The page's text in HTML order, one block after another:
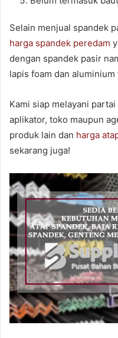
Selain menjual spandek
harga spandek peredam
dengan spandek pasir
lapis foam dan aluminium
Kami siap melayani
aplikator, toko maupun
produk lain dan harga
sekarang juga!